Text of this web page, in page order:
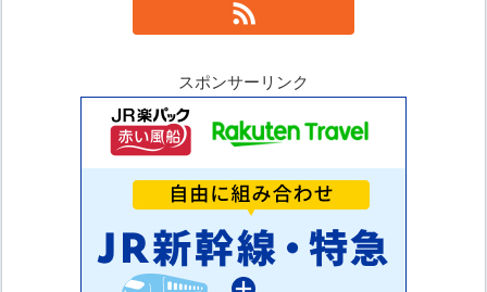
スポンサーリンク